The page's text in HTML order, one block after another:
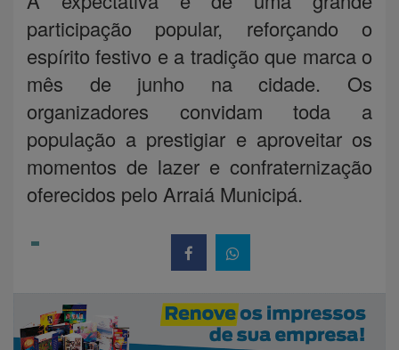
participação popular, reforçando o
espírito festivo e a tradição que marca o
mês de junho na cidade. Os
organizadores convidam toda a
população a prestigiar e aproveitar os
momentos de lazer e confraternização
oferecidos pelo Arraiá Municipá.